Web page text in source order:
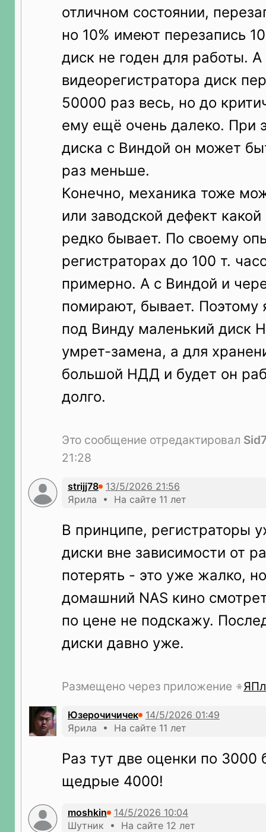
отличном состоянии,
но 10% имеют перезапись
диск не годен для работы. А
видеорегистратора диск
50000 раз весь, но до
ему ещё очень далеко. При
диска с Виндой он может
раз меньше.
Конечно, механика тоже
или заводской дефект
редко бывает. По своему
регистраторах до 100 т.
примерно. А с Виндой и
помирают, бывает. Поэтому
под Винду маленький диск
умрет-замена, а для
большой НДД и будет он
долго.
Это сообщение отредактировал
21:28
strijj78
Ярила • На сайте 11 лет
В принципе, регистраторы
диски вне зависимости от
потерять - это уже жалко,
домашний NAS кино
по цене не подскажу.
диски давно уже.
Размещено через приложение
Юзерочичичек
Ярила • На сайте 11 лет
Раз тут две оценки по 3000
щедрые 4000!
moshkin
Шутник • На сайте 12 лет